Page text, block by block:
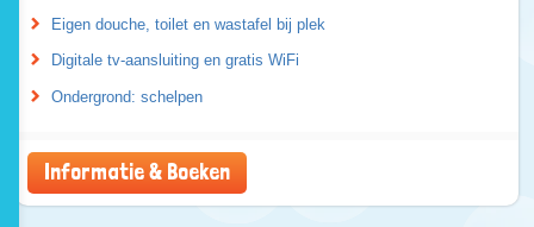
Eigen douche, toilet en wastafel bij plek
Digitale tv-aansluiting en gratis WiFi
Ondergrond: schelpen
Informatie & Boeken